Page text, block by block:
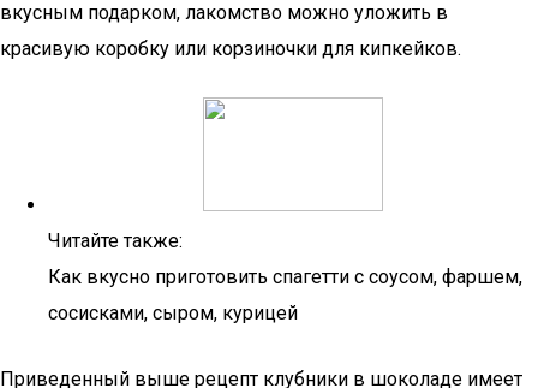
вкусным подарком, лакомство можно уложить в
красивую коробку или корзиночки для кипкейков.
Читайте также:
Как вкусно приготовить спагетти с соусом, фаршем,
сосисками, сыром, курицей
Приведенный выше рецепт клубники в шоколаде имеет